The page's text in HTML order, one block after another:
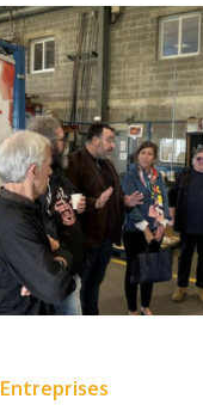
Entreprises